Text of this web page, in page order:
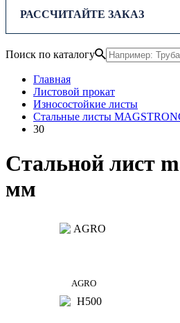
РАССЧИТАЙТЕ ЗАКАЗ
Поиск по каталогу
Главная
Листовой прокат
Износостойкие листы
Стальные листы
30
Стальной лист
мм
AGRO